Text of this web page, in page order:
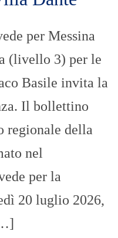
per Messina
(livello 3) per le
Basile invita la
Il bollettino
regionale della
nel
per la
20 luglio 2026,